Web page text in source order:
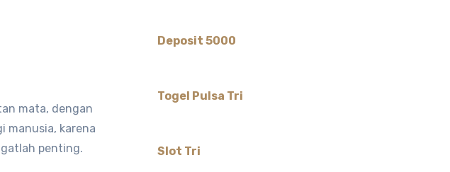
mata, dengan
manusia, karena
penting.
Deposit 5000
Togel Pulsa Tri
Slot Tri